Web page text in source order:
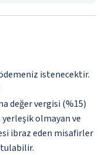
istenecektir.
değer vergisi (%15)
olmayan ve
ibraz eden misafirler